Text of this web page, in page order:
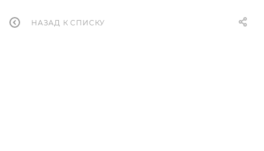
НАЗАД К СПИСКУ